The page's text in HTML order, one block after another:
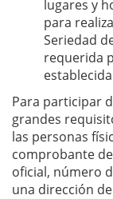
lugares y
para
Seriedad
requerida
Para participar
grandes
las personas
comprobante
oficial, número
una dirección